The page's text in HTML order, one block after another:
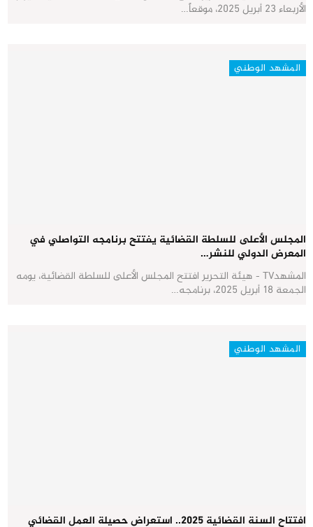
الأربعاء 23 أبريل 2025، موقعاً…
المشهد الوطني
المجلس الأعلى للسلطة القضائية يفتتح برنامجه التواصلي في
المعرض الدولي للنشر…
المشهدTV - هيئة التحرير افتتح المجلس الأعلى للسلطة القضائية، يومه
الجمعة 18 أبريل 2025، برنامجه…
المشهد الوطني
افتتاح السنة القضائية 2025.. استعراض حصيلة العمل القضائي